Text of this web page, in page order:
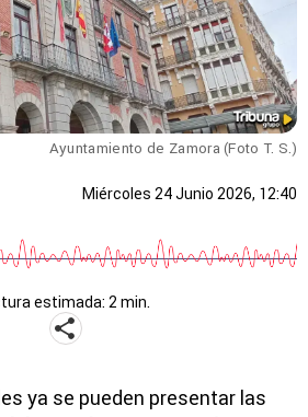
Ayuntamiento de Zamora (Foto T. S.)
Miércoles 24 Junio 2026, 12:40
estimada: 2 min.
ya se pueden presentar las